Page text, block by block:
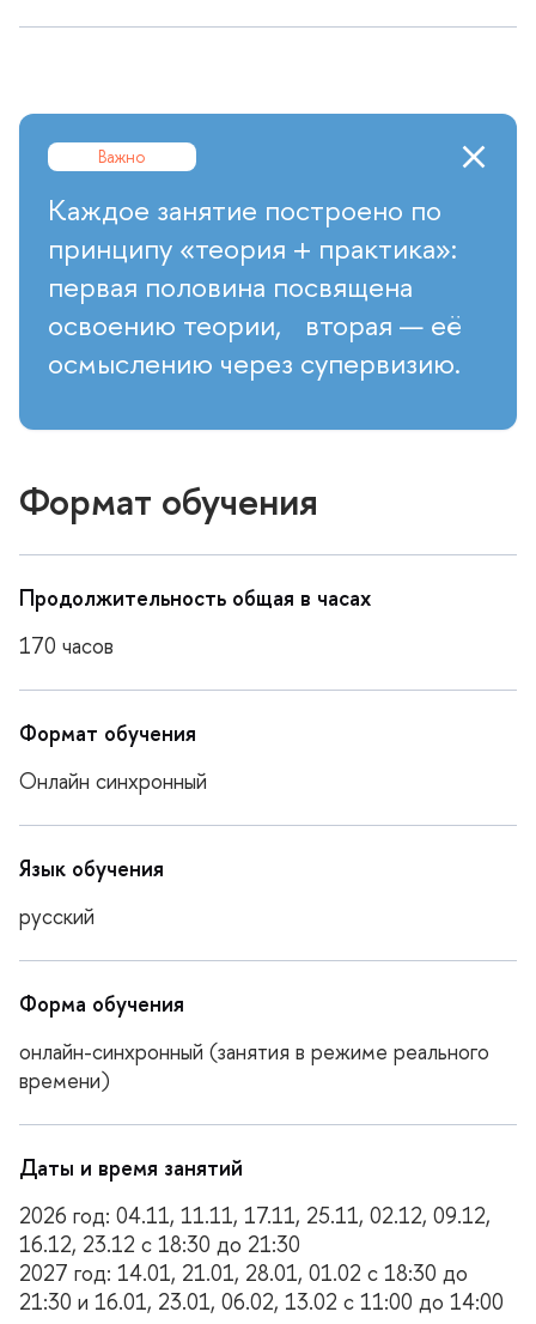
ажно
Каждое занятие построено по
принципу «теория + практика»:
первая половина посвящена
освоению теории, вторая — её
осмыслению через супервизию.
Формат обучения
Продолжительность общая в часах
170 часо
Формат обучения
Онлайн синхронный
Язык обучения
русский
Форма обучения
онлайн-синхронный (занятия в режиме реального
ремени)
Даты и время занятий
2026 год: 04.11, 11.11, 17.11, 25.11, 02.12, 09.12,
16.12, 23.12 с 18:30 до 21:30
2027 год: 14.01, 21.01, 28.01, 01.02 с 18:30 до
21:30 и 16.01, 23.01, 06.02, 13.02 с 11:00 до 14:00